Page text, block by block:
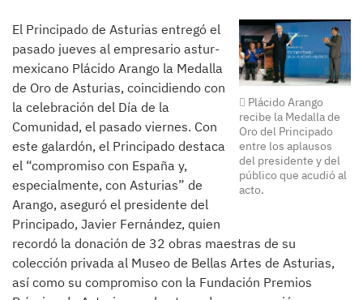
Plácido Arango
recibe la Medalla de
Oro del Principado
entre los aplausos
del presidente y del
público que acudió al
acto.
El Principado de Asturias entregó el
pasado jueves al empresario astur-
mexicano Plácido Arango la Medalla
de Oro de Asturias, coincidiendo con
la celebración del Día de la
Comunidad, el pasado viernes. Con
este galardón, el Principado destaca
el “compromiso con España y,
especialmente, con Asturias” de
Arango, aseguró el presidente del
Principado, Javier Fernández, quien
recordó la donación de 32 obras maestras de su
colección privada al Museo de Bellas Artes de Asturias,
así como su compromiso con la Fundación Premios